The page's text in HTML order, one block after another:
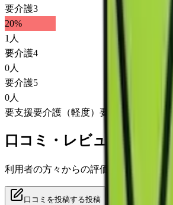
要介護3
20%
1 人
要介護4
0人
要介護5
0人
要支援要介護（軽度） 要介護（重度）
口コミ・レビュー
利用者の方々からの評価をご覧いただ
口コミを投稿する投稿